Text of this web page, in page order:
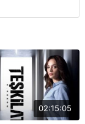
02:15:05